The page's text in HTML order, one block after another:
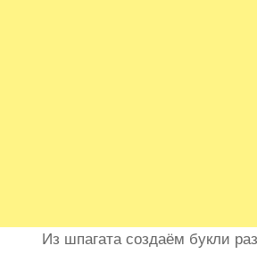
Из шпагата создаём букли